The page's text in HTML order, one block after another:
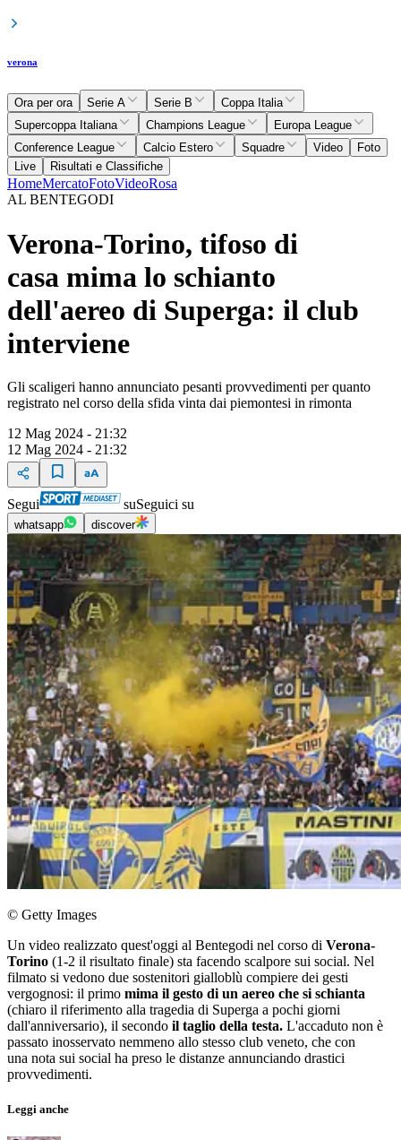
verona
Ora per ora Serie A Serie B
Coppa Italia
Supercoppa Italiana
Champions League
Europa League
Conference League
Calcio Estero Squadre Video
Foto
Live
Risultati e Classifiche
HomeMercatoFotoVideoRosa
AL BENTEGODI
Verona-Torino, tifoso di
casa mima lo schianto
dell'aereo di Superga: il club
interviene
Gli scaligeri hanno annunciato pesanti provvedimenti per quanto
registrato nel corso della sfida vinta dai piemontesi in rimonta
12 Mag 2024 - 21:32
12 Mag 2024 - 21:32
Segui suSeguici su
whatsapp discover
© Getty Images
Un video realizzato quest'oggi al Bentegodi nel corso di Verona-
Torino (1-2 il risultato finale) sta facendo scalpore sui social. Nel
filmato si vedono due sostenitori gialloblù compiere dei gesti
vergognosi: il primo mima il gesto di un aereo che si schianta
(chiaro il riferimento alla tragedia di Superga a pochi giorni
dall'anniversario), il secondo il taglio della testa. L'accaduto non è
passato inosservato nemmeno allo stesso club veneto, che con
una nota sui social ha preso le distanze annunciando drastici
provvedimenti.
Leggi anche